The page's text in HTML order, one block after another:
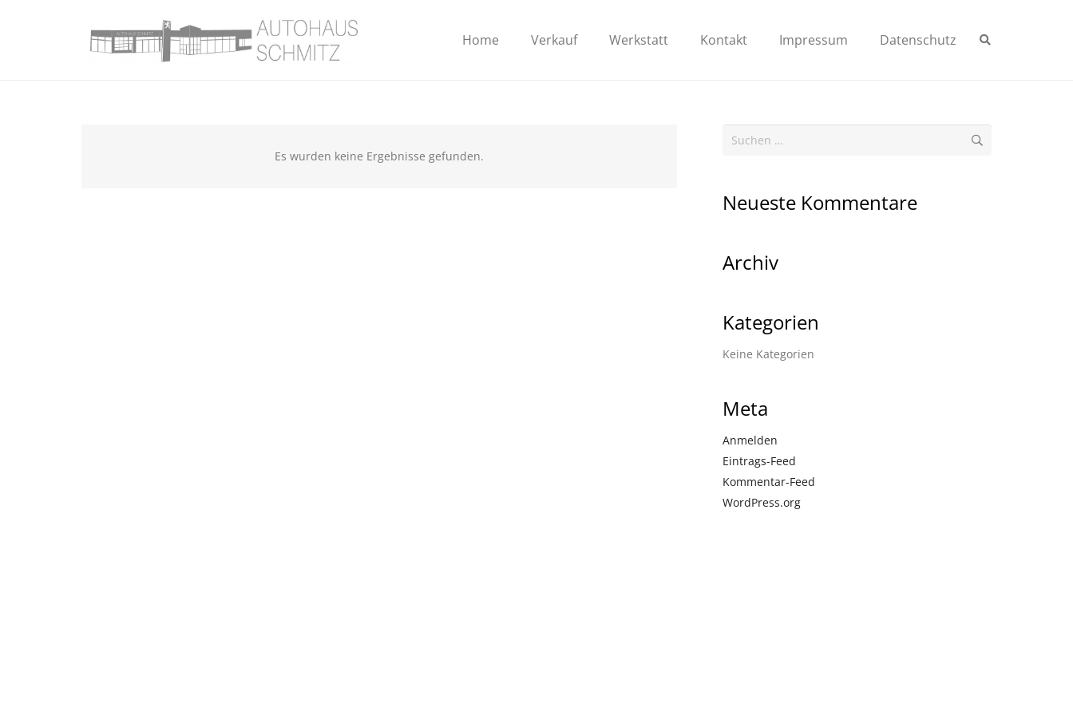
Home Verkauf Werkstatt Kontakt Impressum Datenschutz
Es wurden keine Ergebnisse gefunden.
Suchen
Neueste Kommentare
Archiv
Kategorien
Keine Kategorien
Meta
Anmelden
Eintrags-Feed
Kommentar-Feed
WordPress.org